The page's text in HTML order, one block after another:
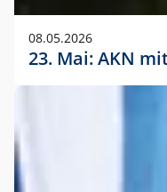
08.05.2026
23. Mai: AKN